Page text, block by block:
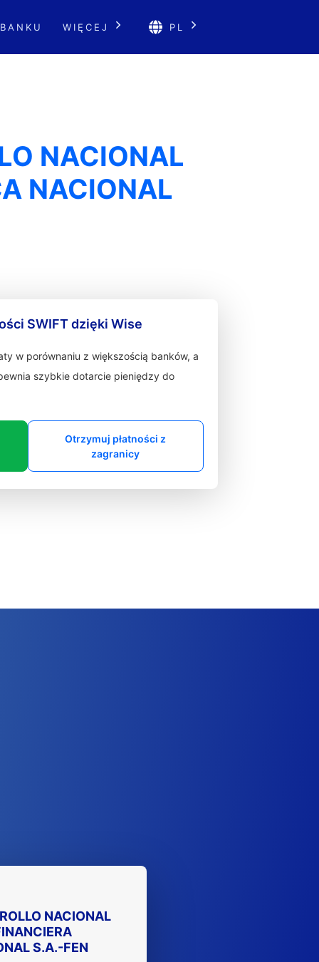
WIĘCEJ PL
NACIONAL
NACIONAL
SWIFT dzięki Wise
w porównaniu z większością banków, a
szybkie dotarcie pieniędzy do
Otrzymuj płatności z
zagranicy
NACIONAL
S.A.-FEN